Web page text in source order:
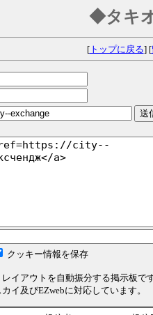
◆タキ
[トップに戻る] [
クッキー情報を保存
イアウトを自動振分する掲示板で
イ及びEZwebに対応しています。